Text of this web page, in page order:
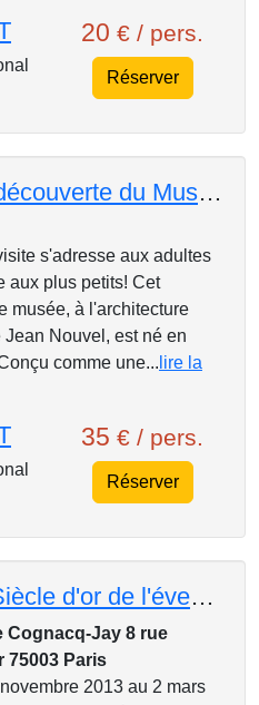
20 € / pers.
Réserver
à la découverte du Musée du Quai Branly
s'adresse aux adultes
aux plus petits! Cet
musée, à l'architecture
Jean Nouvel, est né en
comme une... lire la
35 € / pers.
Réserver
“Le Siècle d'or de l'éventail. Du Roi-Soleil à Marie-Antoinette” au musée Cognacq-Jay
Cognacq-Jay 8 rue
75003 Paris
2013 au 2 mars